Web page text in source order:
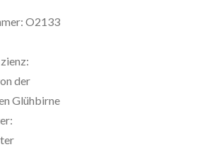
O2133
der
Glühbirne